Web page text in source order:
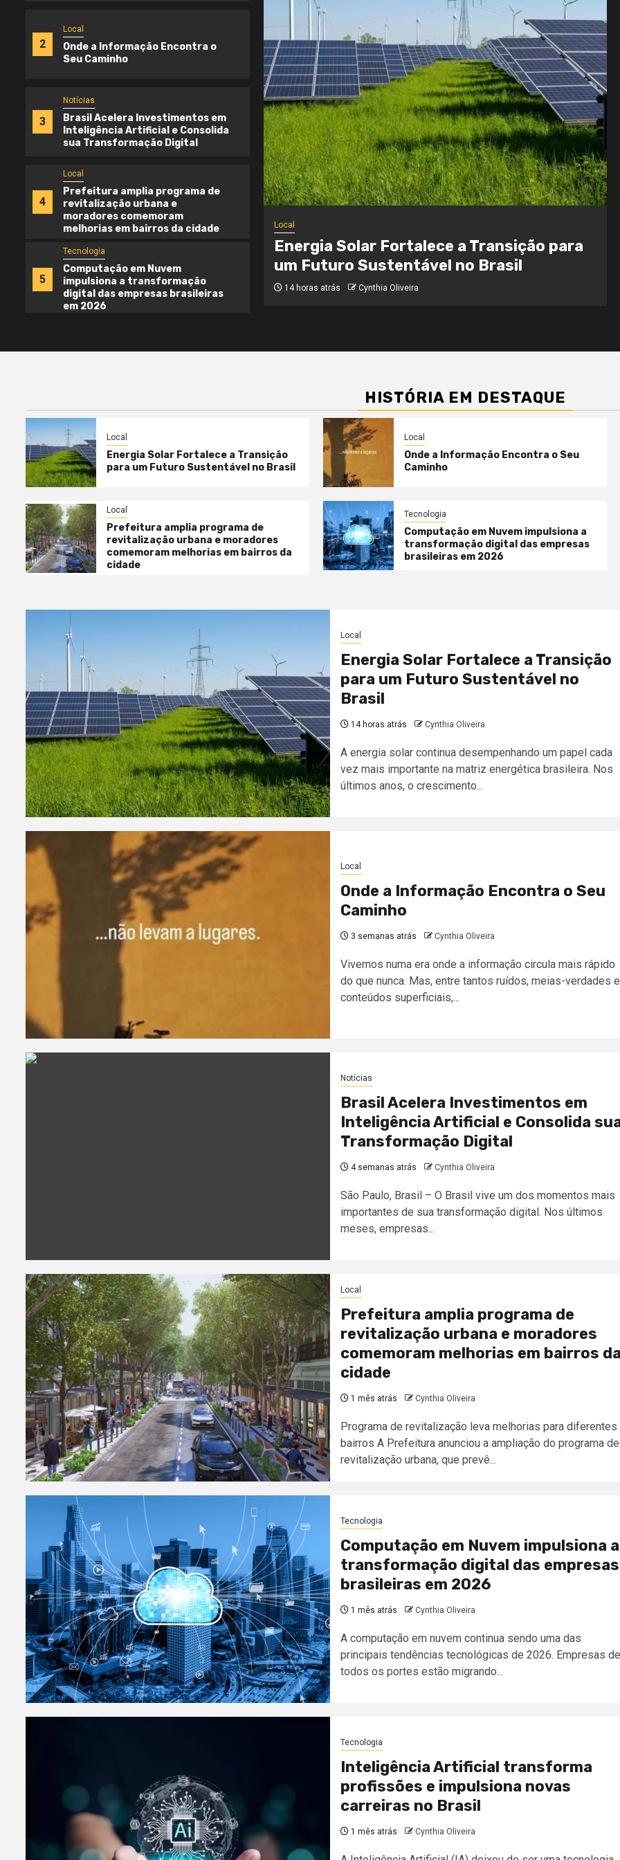
2
Local
Onde a Informação Encontra o
Seu Caminho
3
Notícias
Brasil Acelera Investimentos em
Inteligência Artificial e Consolida
sua Transformação Digital
4
Local
Prefeitura amplia programa de
revitalização urbana e
moradores comemoram
melhorias em bairros da cidade
5
Tecnologia
Computação em Nuvem
impulsiona a transformação
digital das empresas brasileiras
em 2026
Local
Energia Solar Fortalece a Transição para
um Futuro Sustentável no Brasil
14 horas atrás Cynthia Oliveira
HISTÓRIA EM DESTAQUE
Local
Energia Solar Fortalece a Transição
para um Futuro Sustentável no Brasil
Local
Onde a Informação Encontra o Seu
Caminho
Local
Prefeitura amplia programa de
revitalização urbana e moradores
comemoram melhorias em bairros da
cidade
Tecnologia
Computação em Nuvem impulsiona a
transformação digital das empresas
brasileiras em 2026
Local
Energia Solar Fortalece a Transição
para um Futuro Sustentável no
Brasil
14 horas atrás Cynthia Oliveira
A energia solar continua desempenhando um papel cada
vez mais importante na matriz energética brasileira. Nos
últimos anos, o crescimento...
Local
Onde a Informação Encontra o Seu
Caminho
3 semanas atrás Cynthia Oliveira
Vivemos numa era onde a informação circula mais rápido
do que nunca. Mas, entre tantos ruídos, meias-verdades e
conteúdos superficiais,...
Notícias
Brasil Acelera Investimentos em
Inteligência Artificial e Consolida
Transformação Digital
4 semanas atrás Cynthia Oliveira
São Paulo, Brasil – O Brasil vive um dos momentos mais
importantes de sua transformação digital. Nos últimos
meses, empresas...
Local
Prefeitura amplia programa de
revitalização urbana e moradores
comemoram melhorias em bairros
cidade
1 mês atrás Cynthia Oliveira
Programa de revitalização leva melhorias para diferentes
bairros A Prefeitura anunciou a ampliação do programa de
revitalização urbana, que prevê...
Tecnologia
Computação em Nuvem impulsiona a
transformação digital das empresas
brasileiras em 2026
1 mês atrás Cynthia Oliveira
A computação em nuvem continua sendo uma das
principais tendências tecnológicas de 2026. Empresas de
todos os portes estão migrando...
Tecnologia
Inteligência Artificial transforma
profissões e impulsiona novas
carreiras no Brasil
1 mês atrás Cynthia Oliveira